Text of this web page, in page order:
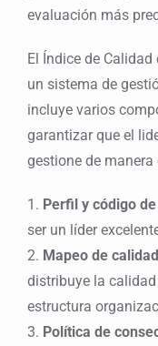
evaluación más
El Índice de
un sistema de
incluye varios
garantizar que el
gestione de manera
1. Perfil y código
ser un líder
2. Mapeo de
distribuye la
estructura
3. Política de